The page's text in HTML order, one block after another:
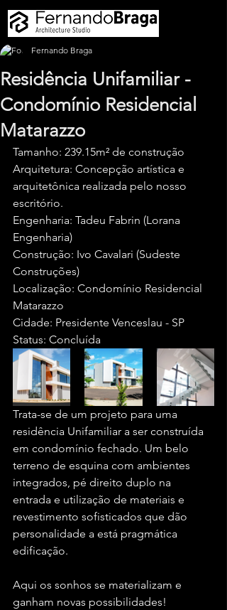
Residência Unifamiliar -
Condomínio Residencial
Matarazzo
Fernando Braga
Tamanho: 239.15m² de construção
Arquitetura: Concepção artística e
arquitetônica realizada pelo nosso
escritório.
Engenharia: Tadeu Fabrin (Lorana
Engenharia)
Construção: Ivo Cavalari (Sudeste
Construções)
Localização: Condomínio Residencial
Matarazzo
Cidade: Presidente Venceslau - SP
Status: Concluída
Trata-se de um projeto para uma
residência Unifamiliar a ser construída
em condomínio fechado. Um belo
terreno de esquina com ambientes
integrados, pé direito duplo na
entrada e utilização de materiais e
revestimento sofisticados que dão
personalidade a está pragmática
edificação.
Aqui os sonhos se materializam e
ganham novas possibilidades!